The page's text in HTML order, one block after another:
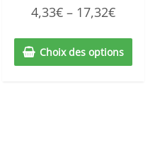
0
4,33€ – 17,32€
Choix des options